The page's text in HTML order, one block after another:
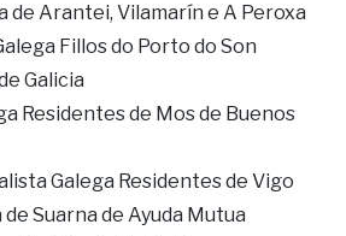
de Arantei, Vilamarín e A Peroxa
Fillos do Porto do Son
Galicia
Residentes de Mos de Buenos
Galega Residentes de Vigo
Suarna de Ayuda Mutua